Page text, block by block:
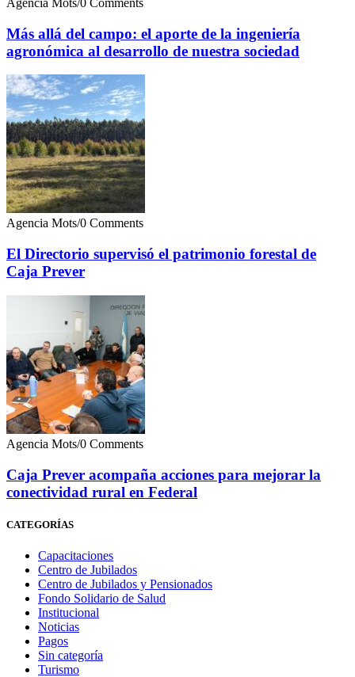
Agencia Mots/0 Comments
Más allá del campo: el aporte de la ingeniería
agronómica al desarrollo de nuestra sociedad
Agencia Mots/0 Comments
El Directorio supervisó el patrimonio forestal de
Caja Prever
Agencia Mots/0 Comments
Caja Prever acompaña acciones para mejorar la
conectividad rural en Federal
CATEGORÍAS
Capacitaciones
Centro de Jubilados
Centro de Jubilados y Pensionados
Fondo Solidario de Salud
Institucional
Noticias
Pagos
Sin categoría
Turismo